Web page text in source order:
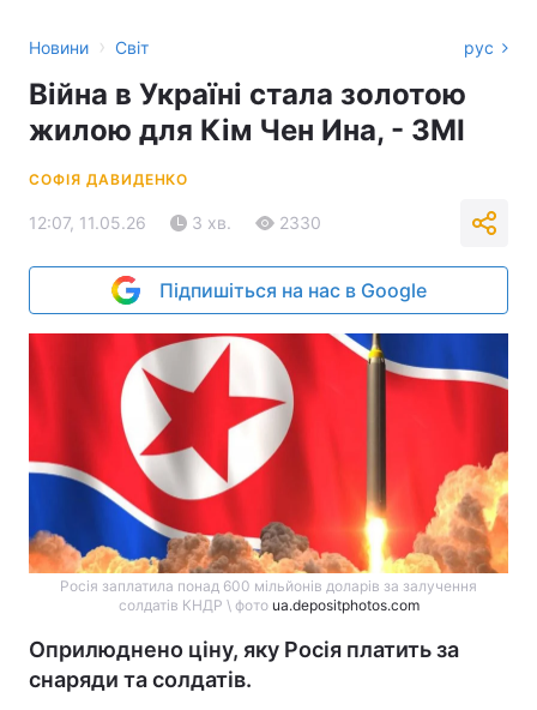
Новини › Світ рус
Війна в Україні стала золотою
жилою для Кім Чен Ина, - ЗМІ
СОФІЯ ДАВИДЕНКО
12:07, 11.05.26 3 хв. 2330
Підпишіться на нас в Google
Росія заплатила понад 600 мільйонів доларів за залучення
солдатів КНДР \ фото ua.depositphotos.com
Оприлюднено ціну, яку Росія платить за
снаряди та солдатів.